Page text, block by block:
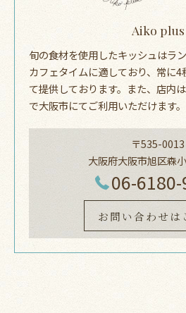
Aiko plus
旬の食材を使用したキッシュはラ
カフェタイムに適しており、常に
て提供しております。また、店内
で大阪市にてご利用いただけます。
〒535-0013
大阪府大阪市旭区森
06-
お問い合わせは